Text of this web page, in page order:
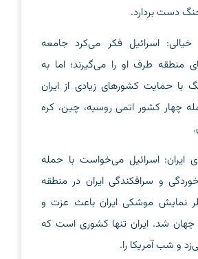
جنگ دست بردارد.
خیالی: اسرائیل فکر می‌کرد جامعه
منطقه طرف او را می‌گیرند؛ اما به
حمایت کشورهای زیادی از ایران
چهار کشور اتمی روسیه، چین، کره
ایران: اسرائیل می‌خواست با حمله
و سرافکندگی ایران در منطقه
نمایش موشکی ایران باعث عزت و
جهان شد. ایران تنها کشوری است که
و شب آمریکا را.